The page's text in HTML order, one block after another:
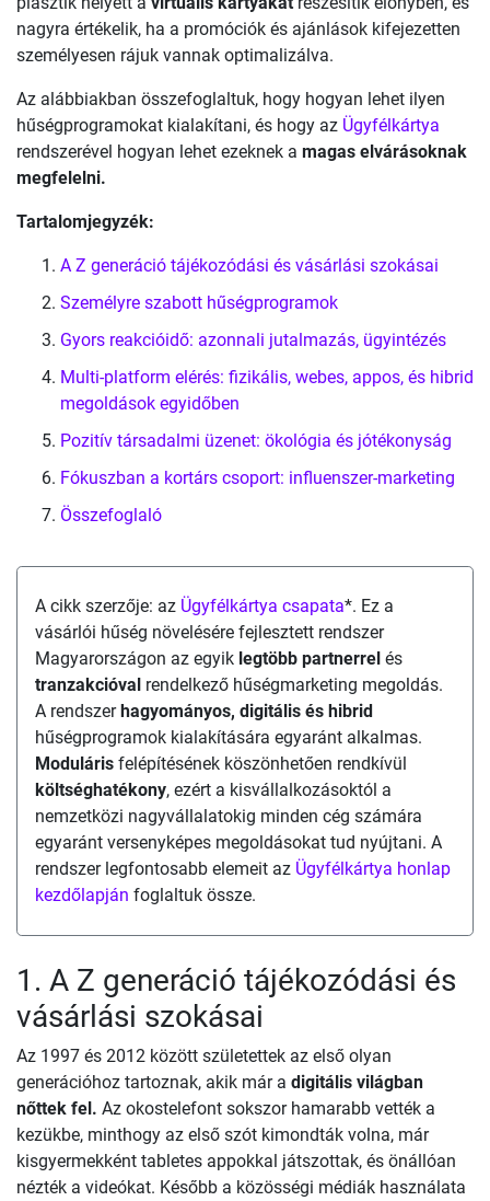
nagyra értékelik, ha a promóciók és ajánlások kifejezetten
személyesen rájuk vannak optimalizálva.
Az alábbiakban összefoglaltuk, hogy hogyan lehet ilyen
hűségprogramokat kialakítani, és hogy az Ügyfélkártya
rendszerével hogyan lehet ezeknek a magas elvárásoknak
megfelelni.
Tartalomjegyzék:
A Z generáció tájékozódási és vásárlási szokásai
Személyre szabott hűségprogramok
Gyors reakcióidő: azonnali jutalmazás, ügyintézés
Multi-platform elérés: fizikális, webes, appos, és hibrid
megoldások egyidőben
Pozitív társadalmi üzenet: ökológia és jótékonyság
Fókuszban a kortárs csoport: influenszer-marketing
Összefoglaló
A cikk szerzője: az Ügyfélkártya csapata*. Ez a
vásárlói hűség növelésére fejlesztett rendszer
Magyarországon az egyik legtöbb partnerrel és
tranzakcióval rendelkező hűségmarketing megoldás.
A rendszerhagyományos, digitális és hibrid
hűségprogramok kialakítására egyaránt alkalmas.
Moduláris felépítésének köszönhetően rendkívül
költséghatékony, ezért a kisvállalkozásoktól a
nemzetközi nagyvállalatokig minden cég számára
egyaránt versenyképes megoldásokat tud nyújtani. A
rendszer legfontosabb elemeit az Ügyfélkártya honlap
kezdőlapján foglaltuk össze.
1. A Z generáció tájékozódási és
vásárlási szokásai
Az 1997 és 2012 között születettek az első olyan
generációhoz tartoznak, akik már a digitális világban
nőttek fel. Az okostelefont sokszor hamarabb vették a
kezükbe, minthogy az első szót kimondták volna, már
kisgyermekként tabletes appokkal játszottak, és önállóan
nézték a videókat. Később a közösségi médiák használata